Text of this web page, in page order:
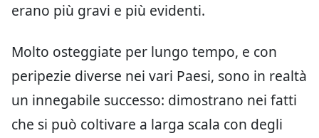
erano più gravi e più evidenti.
Molto osteggiate per lungo tempo, e con
peripezie diverse nei vari Paesi, sono in realtà
un innegabile successo: dimostrano nei fatti
che si può coltivare a larga scala con degli